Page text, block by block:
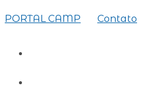
PORTAL CAMP Contato